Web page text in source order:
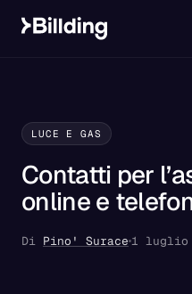
LUCE E GAS
Contatti per
online e
Di Pino' Surace 1 luglio